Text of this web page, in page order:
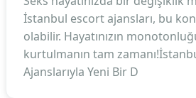
İstanbul escort ajansları, bu
olabilir. Hayatınızın
kurtulmanın tam
Ajanslarıyla Yeni Bir D